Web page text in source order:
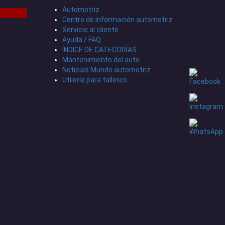
Automotriz
Centro de información automotriz
Servicio al cliente
Ayuda / FAQ
ÍNDICE DE CATEGORÍAS
Mantenimiento del auto
Noticias Mundo automotriz
Utilería para talleres